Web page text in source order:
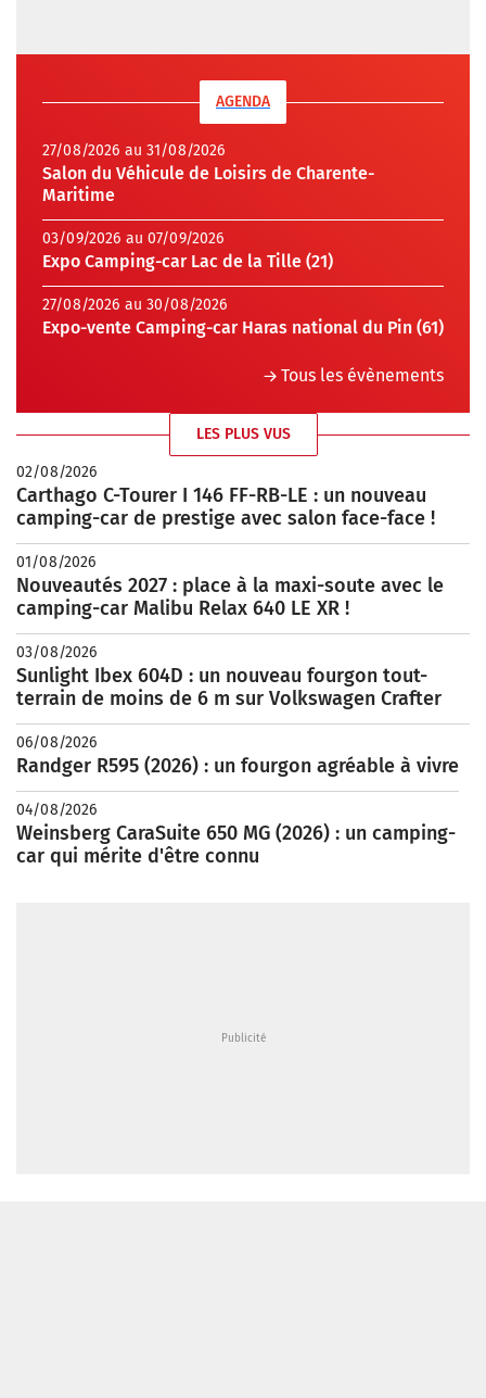
AGENDA
27/08/2026 au 31/08/2026
Salon du Véhicule de Loisirs de Charente-
Maritime
03/09/2026 au 07/09/2026
Expo Camping-car Lac de la Tille (21)
27/08/2026 au 30/08/2026
Expo-vente Camping-car Haras national du Pin (61)
Tous les évènements
LES PLUS VUS
02/08/2026
Carthago C-Tourer I 146 FF-RB-LE : un nouveau
camping-car de prestige avec salon face-face !
01/08/2026
Nouveautés 2027 : place à la maxi-soute avec le
camping-car Malibu Relax 640 LE XR !
03/08/2026
Sunlight Ibex 604D : un nouveau fourgon tout-
terrain de moins de 6 m sur Volkswagen Crafter
06/08/2026
Randger R595 (2026) : un fourgon agréable à vivre
04/08/2026
Weinsberg CaraSuite 650 MG (2026) : un camping-
car qui mérite d'être connu